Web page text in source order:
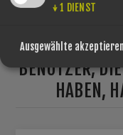
BENUTZER,
HABEN,
↓ 1 DIENST
Ausgewählte akzeptieren